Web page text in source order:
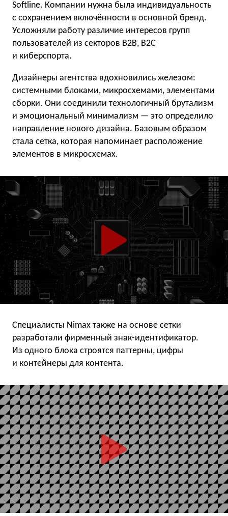
Softline. Компании нужна была индивидуальность
с сохранением включённости в основной бренд.
Усложняли работу различие интересов групп
пользователей из секторов B2B, B2C
и киберспорта.
Дизайнеры агентства вдохновились железом:
системными блоками, микросхемами, элементами
сборки. Они соединили технологичный брутализм
и эмоциональный минимализм — это определило
направление нового дизайна. Базовым образом
стала сетка, которая напоминает расположение
элементов в микросхемах.
Специалисты Nimax также на основе сетки
разработали фирменный знак-идентификатор.
Из одного блока строятся паттерны, цифры
и контейнеры для контента.